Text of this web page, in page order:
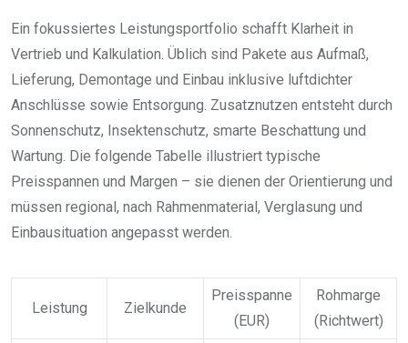
Ein fokussiertes Leistungsportfolio schafft Klarheit in
Vertrieb und Kalkulation. Üblich sind Pakete aus Aufmaß,
Lieferung, Demontage und Einbau inklusive luftdichter
Anschlüsse sowie Entsorgung. Zusatznutzen entsteht durch
Sonnenschutz, Insektenschutz, smarte Beschattung und
Wartung. Die folgende Tabelle illustriert typische
Preisspannen und Margen – sie dienen der Orientierung und
müssen regional, nach Rahmenmaterial, Verglasung und
Einbausituation angepasst werden.
Leistung Zielkunde
Preisspanne
(EUR)
Rohmarge
(Richtwert)